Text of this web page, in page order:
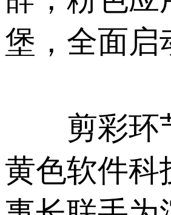
堡，全面
剪彩环节金
黄色软件科